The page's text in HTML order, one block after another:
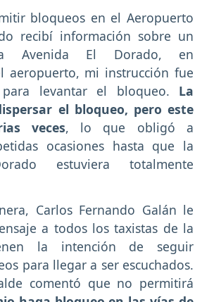
bloqueos en el Aeropuerto
recibí información sobre un
Avenida El Dorado, en
aeropuerto, mi instrucción fue
levantar el bloqueo. La
el bloqueo, pero este
veces, lo que obligó a
ocasiones hasta que la
estuviera totalmente
Carlos Fernando Galán le
a todos los taxistas de la
la intención de seguir
para llegar a ser escuchados.
comentó que no permitirá